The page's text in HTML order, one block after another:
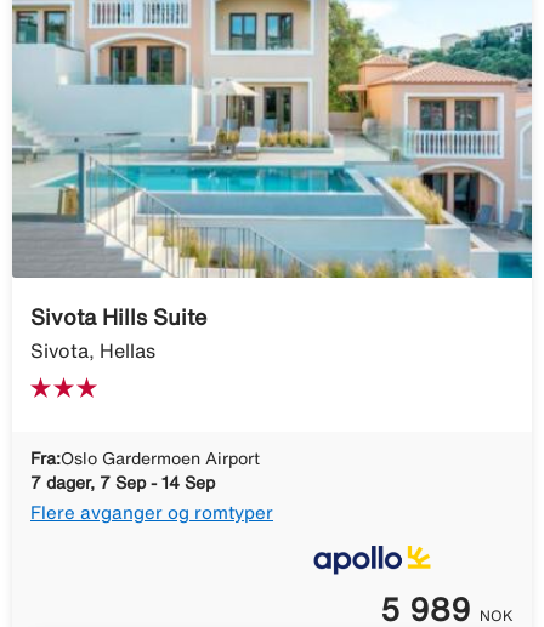
Sivota Hills Suite
Sivota, Hellas
Fra:Oslo Gardermoen Airport
7 dager, 7 Sep - 14 Sep
Flere avganger og romtyper
5 989 NOK